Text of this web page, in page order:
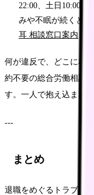
22:00、土日10:00〜
みや不眠が続くとき
耳 相談窓口案内
何が違反で、どこに相
約不要の総合労働相談
す。一人で抱え込まな
---
まとめ
退職をめぐるトラブル